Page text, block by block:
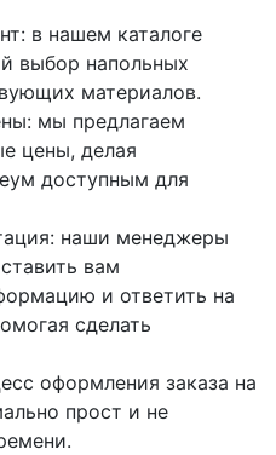
в нашем каталоге
выбор напольных
материалов.
мы предлагаем
цены, делая
доступным для
наши менеджеры
вам
и ответить на
сделать
оформления заказа на
прост и не